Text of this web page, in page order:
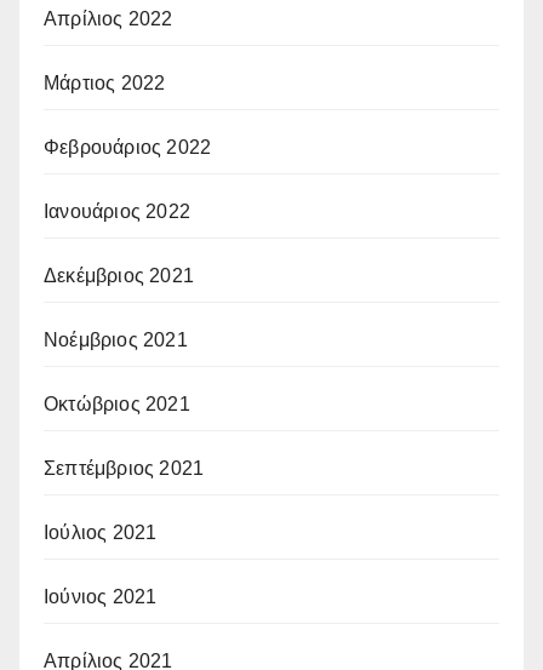
Απρίλιος 2022
Μάρτιος 2022
Φεβρουάριος 2022
Ιανουάριος 2022
Δεκέμβριος 2021
Νοέμβριος 2021
Οκτώβριος 2021
Σεπτέμβριος 2021
Ιούλιος 2021
Ιούνιος 2021
Απρίλιος 2021